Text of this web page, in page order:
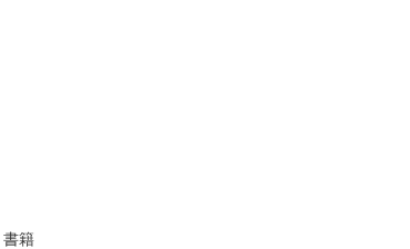
書籍